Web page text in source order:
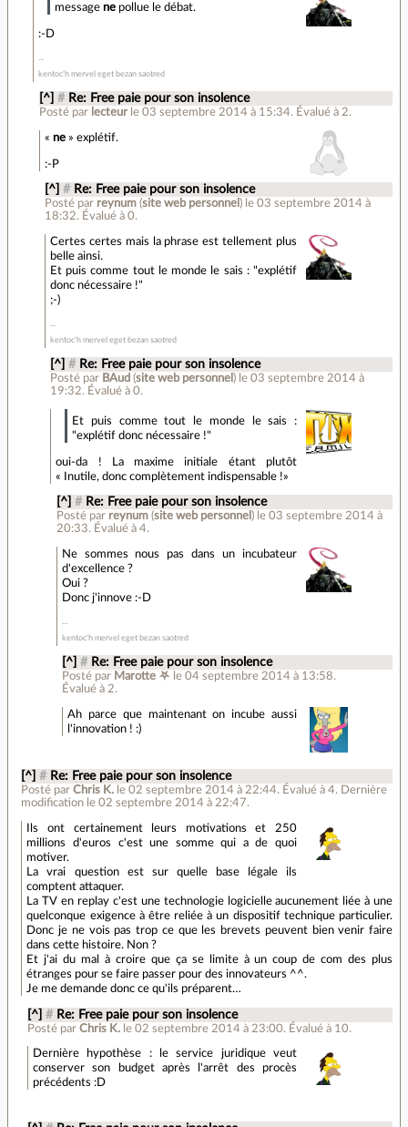
message ne pollue le débat.
:-D
kentoc'h mervel eget bezan saotred
[^] # Re: Free paie pour son insolence
Posté par lecteur le 03 septembre 2014 à 15:34. Évalué à 2.
« ne» explétif.
:-P
[^] # Re: Free paie pour son insolence
Posté par reynum(site web personnel ) le 03 septembre 2014 à
18:32.Évalué à 0.
Certes certes mais la phrase est tellement plus
belle ainsi.
Et puis comme tout le monde le sais : "explétif
donc nécessaire !"
;-)
kentoc'h mervel eget bezan saotred
[^] # Re: Free paie pour son insolence
Posté par BAud (site web personnel ) le 03 septembre 2014 à
19:32. Évalué à0.
Et puis comme tout le monde le sais :
"explétif donc nécessaire !"
oui-da ! La maxime initiale étant plutôt
« Inutile, donc complètement indispensable !»
[^] # Re: Free paie pour son insolence
Posté par reynum(site web personnel ) le 03 septembre 2014 à
20:33. Évalué à 4.
Ne sommes nous pas dans un incubateur
d'excellence ?
Oui ?
Donc j'innove :-D
kentoc'h mervel eget bezan saotred
[^] # Re: Free paie pour son insolence
Posté par Marotte ⛧ le 04 septembre 2014 à 13:58.
Évalué à 2.
Ah parce que maintenant on incube aussi
l'innovation ! :)
[^] # Re: Free paie pour son insolence
Posté parChris K. le 02 septembre 2014 à 22:44. Évalué à4. Dernière
modification le 02 septembre 2014 à 22:47.
Ils ont certainement leurs motivations et 250
millions d'euros c'est une somme qui a de quoi
motiver.
La vrai question est sur quelle base légale ils
comptent attaquer.
La TV en replay c'est une technologie logicielle aucunement liée à une
quelconque exigence à être reliée à un dispositif technique particulier.
Donc je ne vois pas trop ce que les brevets peuvent bien venir faire
dans cette histoire. Non ?
Et j'ai du mal à croire que ça se limite à un coup de com des plus
étranges pour se faire passer pour des innovateurs ^^.
Je me demande donc ce qu'ils préparent…
[^] # Re: Free paie pour son insolence
Posté par Chris K. le 02 septembre 2014 à 23:00. Évalué à 10.
Dernière hypothèse : le service juridique veut
conserver son budget après l'arrêt des procès
précédents :D